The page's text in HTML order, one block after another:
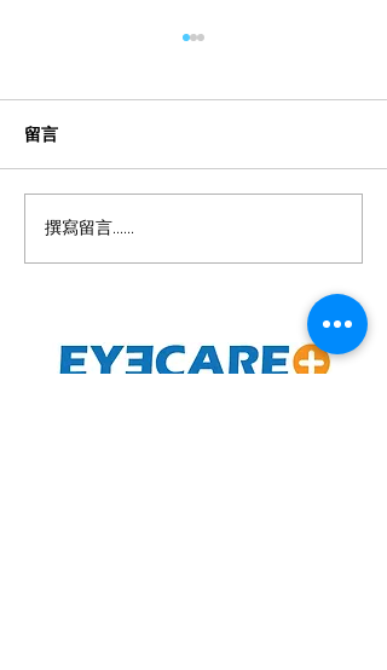
有效控制兒童近視的最佳
方法介紹
留言
撰寫留言......